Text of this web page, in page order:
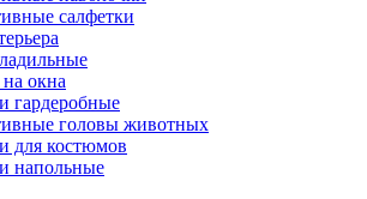
салфетки
окна
гардеробные
головы животных
для костюмов
напольные